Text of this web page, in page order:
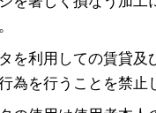
を利用しての賃貸及
為を行うことを禁止